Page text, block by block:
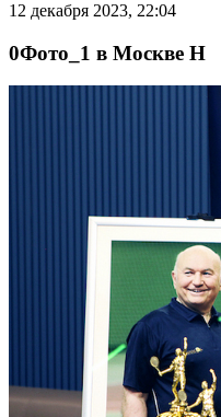
12 декабря 2023, 22:04
0Фото_1 в Москве H